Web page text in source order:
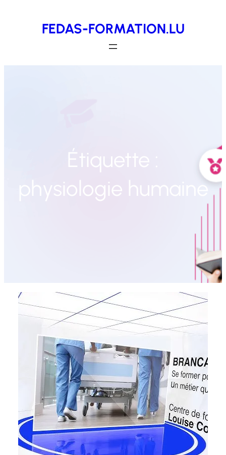
FEDAS-FORMATION.LU
Étiquette :
physiologie humaine